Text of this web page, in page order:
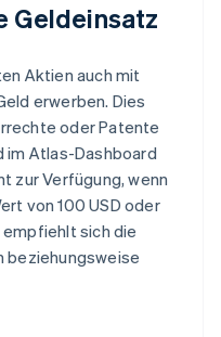
Geldeinsatz
Aktien auch mit
erwerben. Dies
oder Patente
im Atlas-Dashboard
zur Verfügung, wenn
von 100 USD oder
sich die
beziehungsweise